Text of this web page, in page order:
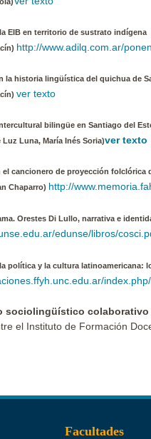
EIB en territorio de sustrato indígena
http://www.adilq.com.ar/
la historia lingüística del quichua de
ver texto
bilingüe en Santiago del
Luz Luna, María Inés Soria)ver texto
el cancionero de proyección folclórica
Chaparro) http://
Orestes Di Lullo, narrativa e
edunse/libros/
política y la cultura latinoamericana:
sociolingüístico colaborativo
el Instituto de Formación
Facultades